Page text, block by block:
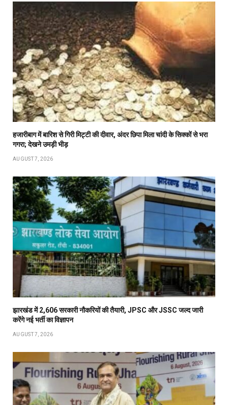
हजारीबाग में बारिश से गिरी मिट्टी की दीवार, अंदर छिपा मिला चांदी के सिक्कों से भरा
गगरा; देखने उमड़ी भीड़
AUGUST 7, 2026
झारखंड में 2,606 सरकारी नौकरियों की तैयारी, JPSC और JSSC जल्द जारी
करेंगे नई भर्ती का विज्ञापन
AUGUST 7, 2026